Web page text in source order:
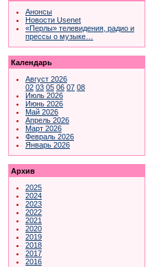
Анонсы
Новости Usenet
«Перлы» телевидения, радио и
прессы о музыке…
Календарь
Август 2026
02 03 05 06 07 08
Июль 2026
Июнь 2026
Май 2026
Апрель 2026
Март 2026
Февраль 2026
Январь 2026
Архив
2025
2024
2023
2022
2021
2020
2019
2018
2017
2016